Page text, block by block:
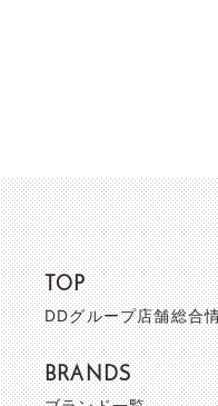
TOP
DDグループ店舗総合
BRANDS